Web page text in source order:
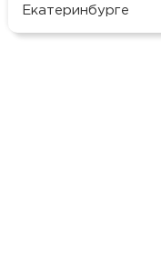
Екатеринбурге